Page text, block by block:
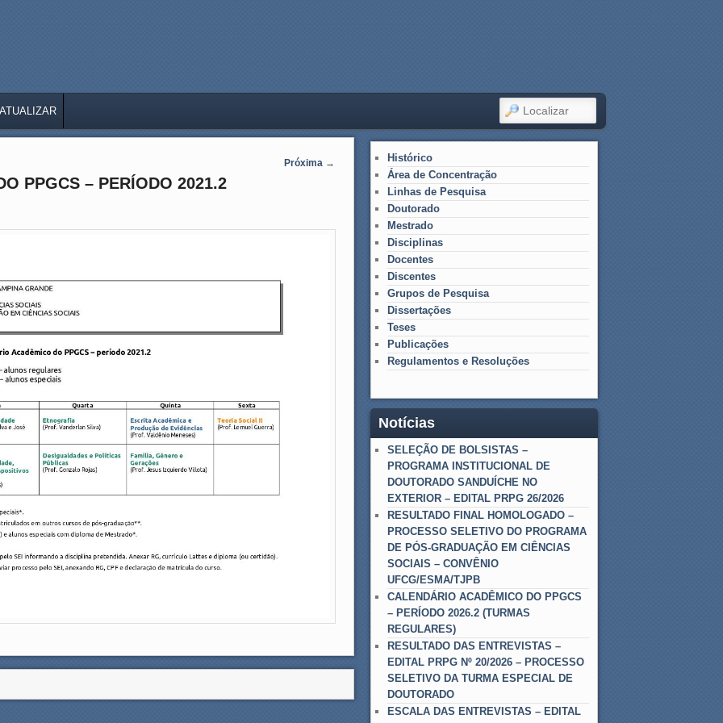
ATUALIZAR LOCALIZAR
Próxima →
PPGCS – PERÍODO 2021.2
Histórico
Área de Concentração
Linhas de Pesquisa
Doutorado
Mestrado
Disciplinas
Docentes
Discentes
Grupos de Pesquisa
Dissertações
Teses
Publicações
Regulamentos e Resoluções
Notícias
SELEÇÃO DE BOLSISTAS –
PROGRAMA INSTITUCIONAL DE
DOUTORADO SANDUÍCHE NO
EXTERIOR – EDITAL PRPG 26/2026
RESULTADO FINAL HOMOLOGADO –
PROCESSO SELETIVO DO PROGRAMA
DE PÓS-GRADUAÇÃO EM CIÊNCIAS
SOCIAIS – CONVÊNIO
UFCG/ESMA/TJPB
CALENDÁRIO ACADÊMICO DO PPGCS
– PERÍODO 2026.2 (TURMAS
REGULARES)
RESULTADO DAS ENTREVISTAS –
EDITAL PRPG Nº 20/2026 – PROCESSO
SELETIVO DA TURMA ESPECIAL DE
DOUTORADO
ESCALA DAS ENTREVISTAS – EDITAL